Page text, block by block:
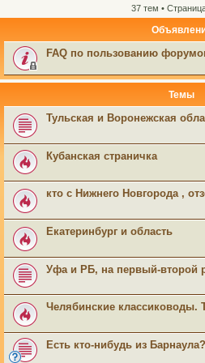
37 тем •
FAQ по пользованию
Темы
Тульская и Воронежская
Кубанская страничка
кто с Нижнего Новгорода ,
Екатеринбург и область
Уфа и РБ, на первый-второй
Челябинские классиководы.
Есть кто-нибудь из Барнаула?